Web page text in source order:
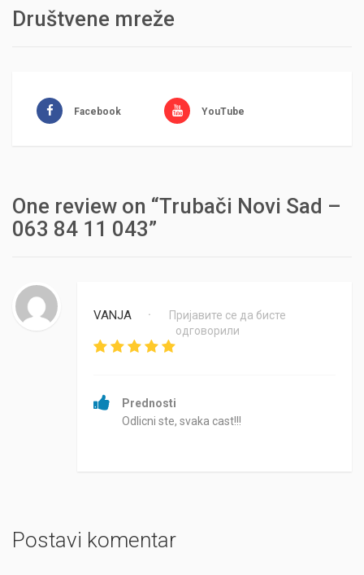
Društvene mreže
Facebook YouTube
One review on “Trubači Novi Sad –
063 84 11 043”
VANJA •
Пријавите се да бисте
одговорили
Prednosti
Odlicni ste, svaka cast!!!
Postavi komentar